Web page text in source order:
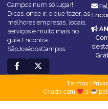
Campos num só lugar!
Dicas, onde ir, o que fazer, as
melhores empresas, locais,
serviços e muito mais no
guia Encontra
SãoJosédosCampos.
Termos|
Criado com
e